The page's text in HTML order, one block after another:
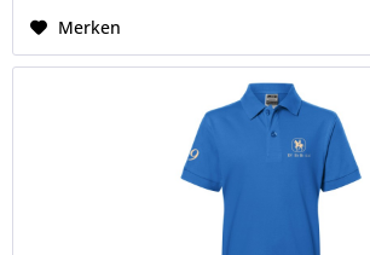
Merken